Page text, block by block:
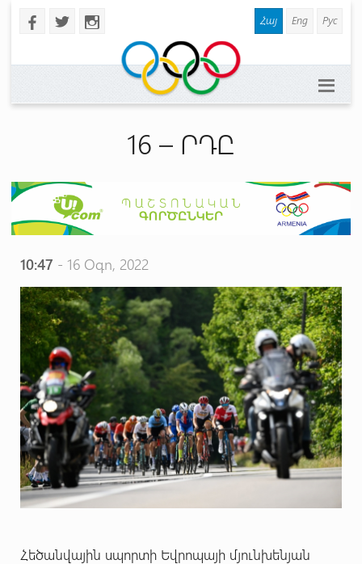
b a x Հայ Eng Рус
16 – ՐԴԸ
10:47 - 16 Օգո, 2022
Հեծանվային սպորտի Եվրոպայի մյունխենյան